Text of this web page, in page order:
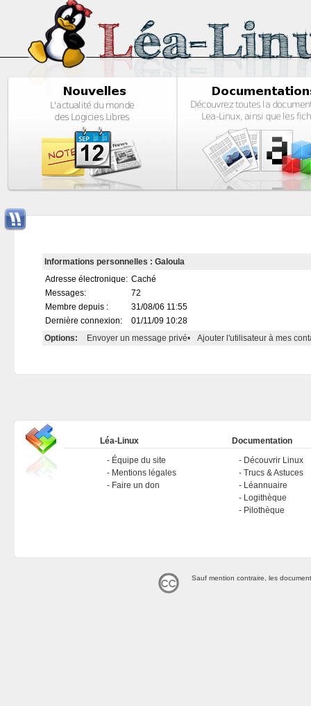
Informations personnelles : Galoula
Adresse électronique: Caché
Messages:
72
Membre depuis :
31/08/06 11:55
Dernière connexion:
01/11/09 10:28
Options:
Envoyer un message privé• Ajouter l'utilisateur à mes
Léa-Linux
Équipe du site
Mentions légales
Faire un don
Documentation
Découvrir Linux
Trucs & Astuces
Léannuaire
Logithèque
Pilothèque
Sauf mention contraire, les